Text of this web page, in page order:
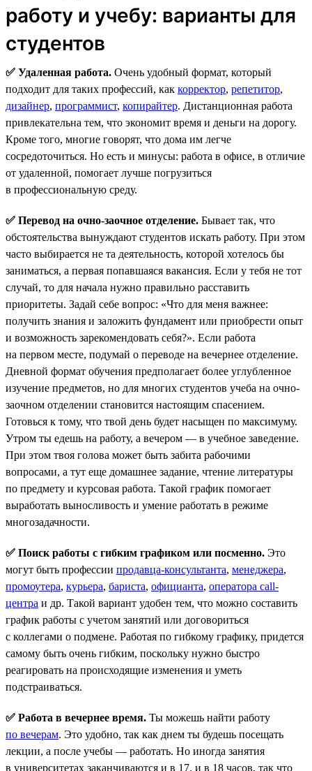
работу и учебу: варианты для
студентов
✅ Удаленная работа. Очень удобный формат, который
подходит для таких профессий, как корректор, репетитор,
дизайнер, программист, копирайтер. Дистанционная работа
привлекательна тем, что экономит время и деньги на дорогу.
Кроме того, многие говорят, что дома им легче
сосредоточиться. Но есть и минусы: работа в офисе, в отличие
от удаленной, помогает лучше погрузиться
в профессиональную среду.
✅ Перевод на очно-заочное отделение. Бывает так, что
обстоятельства вынуждают студентов искать работу. При этом
часто выбирается не та деятельность, которой хотелось бы
заниматься, а первая попавшаяся вакансия. Если у тебя не тот
случай, то для начала нужно правильно расставить
приоритеты. Задай себе вопрос: «Что для меня важнее:
получить знания и заложить фундамент или приобрести опыт
и возможность зарекомендовать себя?». Если работа
на первом месте, подумай о переводе на вечернее отделение.
Дневной формат обучения предполагает более углубленное
изучение предметов, но для многих студентов учеба на очно-
заочном отделении становится настоящим спасением.
Готовься к тому, что твой день будет насыщен по максимуму.
Утром ты едешь на работу, а вечером — в учебное заведение.
При этом твоя голова может быть забита рабочими
вопросами, а тут еще домашнее задание, чтение литературы
по предмету и курсовая работа. Такой график помогает
выработать выносливость и умение работать в режиме
многозадачности.
✅ Поиск работы с гибким графиком или посменно. Это
могут быть профессии продавца-консультанта, менеджера,
промоутера, курьера, бариста, официанта, оператора call-
центра и др. Такой вариант удобен тем, что можно составить
график работы с учетом занятий или договориться
с коллегами о подмене. Работая по гибкому графику, придется
самому быть очень гибким, поскольку нужно быстро
реагировать на происходящие изменения и уметь
подстраиваться.
✅ Работа в вечернее время. Ты можешь найти работу
по вечерам. Это удобно, так как днем ты будешь посещать
лекции, а после учебы — работать. Но иногда занятия
в университетах заканчиваются и в 17, и в 18 часов, так что